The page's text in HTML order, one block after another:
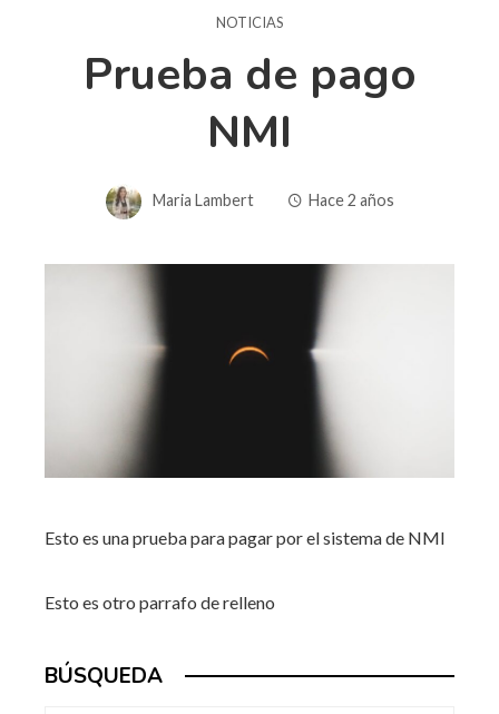
NOTICIAS
Prueba de pago
NMI
Maria Lambert Hace 2 años
Esto es una prueba para pagar por el sistema de NMI
Esto es otro parrafo de relleno
BÚSQUEDA